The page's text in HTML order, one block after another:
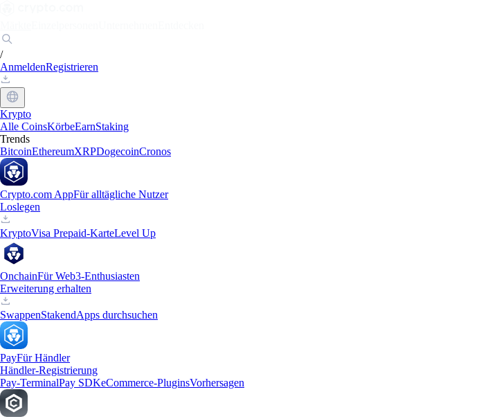
/
AnmeldenRegistrieren
Krypto
Alle CoinsKörbeEarnStaking
Trends
BitcoinEthereumXRPDogecoinCronos
Crypto.com AppFür alltägliche Nutzer
Loslegen
KryptoVisa Prepaid-KarteLevel Up
OnchainFür Web3-Enthusiasten
Erweiterung erhalten
SwappenStakendApps durchsuchen
PayFür Händler
Händler-Registrierung
Pay-TerminalPay SDKeCommerce-PluginsVorhersagen